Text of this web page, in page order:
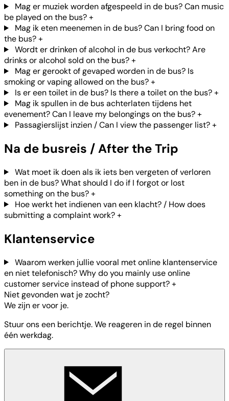
Mag er muziek worden afgespeeld in de bus? Can music
be played on the bus?+
Mag ik eten meenemen in de bus? Can I bring food on
the bus?+
Wordt er drinken of alcohol in de bus verkocht? Are
drinks or alcohol sold on the bus?+
Mag er gerookt of gevaped worden in de bus? Is
smoking or vaping allowed on the bus?+
Is er een toilet in de bus? Is there a toilet on the bus?+
Mag ik spullen in de bus achterlaten tijdens het
evenement? Can I leave my belongings on the bus?+
Passagierslijst inzien / Can I view the passenger list?+
Na de busreis / After the Trip
Wat moet ik doen als ik iets ben vergeten of verloren
ben in de bus? What should I do if I forgot or lost
something on the bus?+
Hoe werkt het indienen van een klacht? / How does
submitting a complaint work?+
Klantenservice
Waarom werken jullie vooral met online klantenservice
en niet telefonisch? Why do you mainly use online
customer service instead of phone support?+
Niet gevonden wat je zocht?
We zijn er voor je.
Stuur ons een berichtje. We reageren in de regel binnen
één werkdag.